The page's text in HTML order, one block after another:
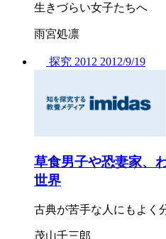
生きづらい女子たちへ
雨宮処凛
探究 2012 2012/9/19
草食男子や恐妻家、
世界
古典が苦手な人にもよく
茂山千三郎